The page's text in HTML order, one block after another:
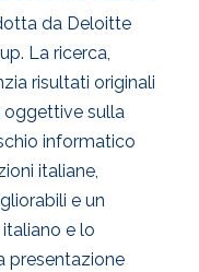
da Deloitte
La ricerca,
risultati originali
oggettive sulla
informatico
italiane,
e un
e lo
presentazione